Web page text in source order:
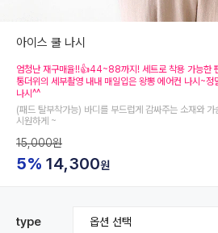
아이스 쿨 나시
엄청난 재구매율!!👍44~88까지! 세트로 착용 가능
통더위의 세부촬영 내내 매일입은 왕뽕 에어컨 나시~정
나시^^
(패드 탈부착가능) 바디를 부드럽게 감싸주는 소재와
시원하게 ~
15,000원
5% 14,300원
type